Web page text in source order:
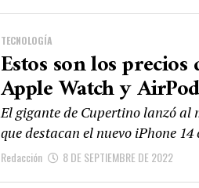
TECNOLOGÍA
Estos son los
Apple Watch y
El gigante de Cupertino lanzó al
que destacan el nuevo iPhone
Redacción 8 DE SEPTIEMBRE DE 2022